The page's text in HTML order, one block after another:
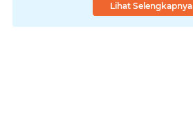
Lihat Selengkapnya